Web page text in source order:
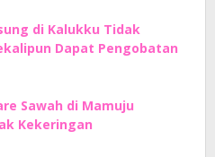
di Kalukku Tidak
Dapat Pengobatan
Sawah di Mamuju
Kekeringan